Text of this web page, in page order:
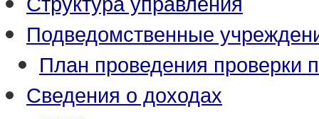
Подведомственные
План проведения проверки
Сведения о доходах